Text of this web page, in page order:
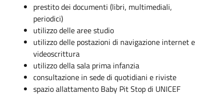
prestito dei documenti (libri, multimediali,
periodici)
utilizzo delle aree studio
utilizzo delle postazioni di navigazione internet e
videoscrittura
utilizzo della sala prima infanzia
consultazione in sede di quotidiani e riviste
spazio allattamento Baby Pit Stop di UNICEF